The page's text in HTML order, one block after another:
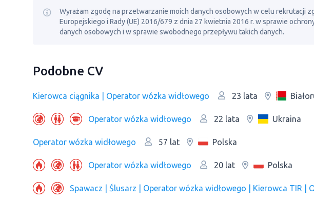
Wyrażam zgodę na przetwarzanie moich danych osobowych w celu rekrutacji
Europejskiego i Rady (UE) 2016/679 z dnia 27 kwietnia 2016 r. w sprawie
danych osobowych i w sprawie swobodnego przepływu takich danych.
Podobne CV
Kierowca ciągnika | Operator wózka widłowego 23 lata
Operator wózka widłowego 22 lata Ukraina
Operator wózka widłowego 57 lat Polska
Operator wózka widłowego 20 lat Polska